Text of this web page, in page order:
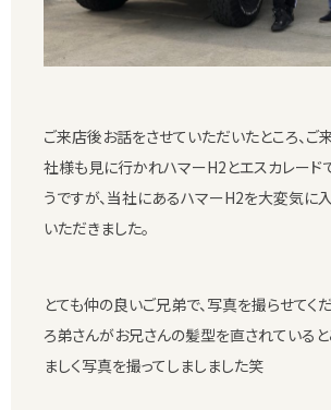
ご来店後お話をさせていただいたところ、
社様も見に行かれハマーH2とエスカレード
うですが、当社にあるハマーH2を大変気に
いただきました。
とても仲の良いご兄弟で、写真を撮らせてく
ろ弟さんがお兄さんの髪型を直されている
ましく写真を撮ってしましました笑